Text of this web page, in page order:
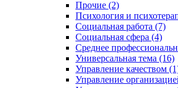
Прочие (2)
Психология и
Социальная работа (7)
Социальная сфера (4)
Среднее
Универсальная тема (16)
Управление качеством
Управление